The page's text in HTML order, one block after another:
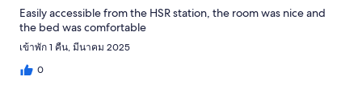
Easily accessible from the HSR station, the room was nice and
the bed was comfortable
เข้าพัก 1 คืน, มีนาคม 2025
0